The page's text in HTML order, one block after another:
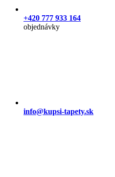
+420 777 933 164
objednávky
info@kupsi-tapety.sk